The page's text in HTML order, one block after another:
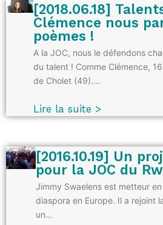
[2018.06.18]
Clémence nous
poèmes !
A la JOC, nous le défendons
du talent ! Comme Clémence,
de Cholet (49).…
Lire la suite >
[2016.10.19] Un
pour la JOC du
Jimmy Swaelens est metteur
diaspora en Europe. Il a rejoint
un…